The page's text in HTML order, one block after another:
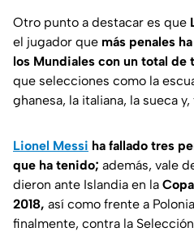
Otro punto a destacar es que
el jugador que más penales
los Mundiales con un total de
que selecciones como la
ghanesa, la italiana, la sueca
Lionel Messi ha fallado tres
que ha tenido; además, vale
dieron ante Islandia en la
2018, así como frente a
finalmente, contra la